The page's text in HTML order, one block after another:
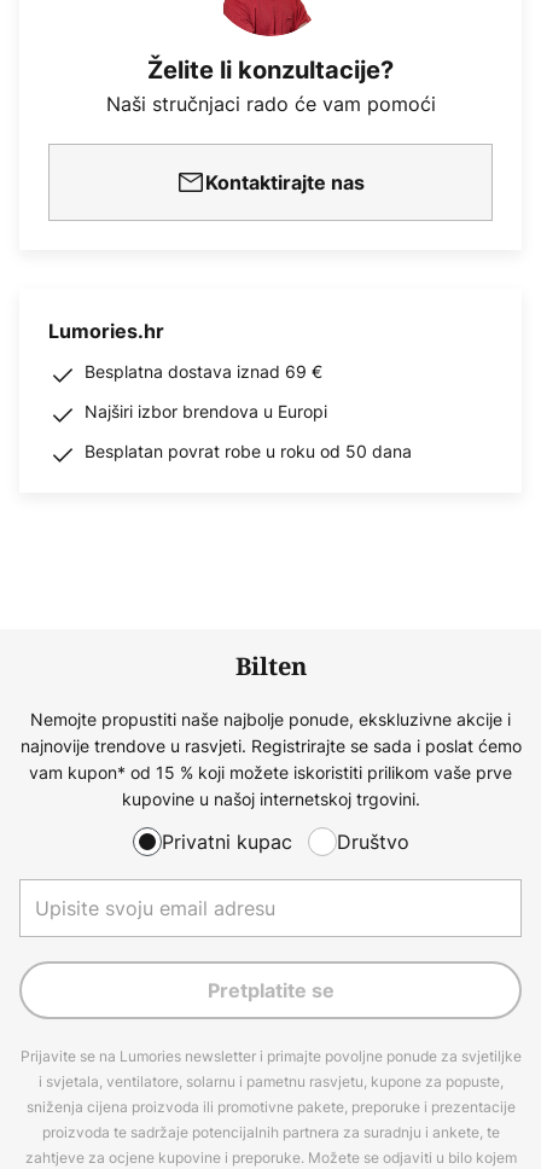
Želite li konzultacije?
Naši stručnjaci rado će vam pomoći
Kontaktirajte nas
Lumories.hr
Besplatna dostava iznad 69 €
Najširi izbor brendova u Europi
Besplatan povrat robe u roku od 50 dana
Bilten
Nemojte propustiti naše najbolje ponude, ekskluzivne akcije i
najnovije trendove u rasvjeti. Registrirajte se sada i poslat ćemo
vam kupon* od 15 % koji možete iskoristiti prilikom vaše prve
kupovine u našoj internetskoj trgovini.
Privatni kupac Društvo
Pretplatite se
Prijavite se na Lumories newsletter i primajte povoljne ponude za svjetiljke
i svjetala, ventilatore, solarnu i pametnu rasvjetu, kupone za popuste,
sniženja cijena proizvoda ili promotivne pakete, preporuke i prezentacije
proizvoda te sadržaje potencijalnih partnera za suradnju i ankete, te
zahtjeve za ocjene kupovine i preporuke. Možete se odjaviti u bilo kojem